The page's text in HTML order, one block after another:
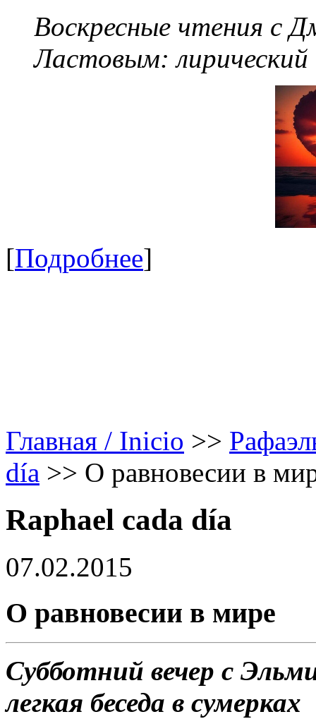
Воскресные чтения с
Ластовым:
[Подробнее]
Главная / Inicio >>
día >> О равновесии в
Raphael cada día
07.02.2015
О равновесии в мире
Субботний вечер с
легкая беседа в сумерках